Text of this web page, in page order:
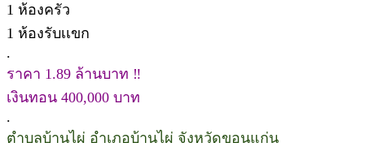
1 ห้องครัว
1 ห้องรับเเขก
.
ราคา 1.89 ล้านบาท ‼️
เงินทอน 400,000 บาท
.
ตำบลบ้านไผ่ อำเภอบ้านไผ่ จังหวัดขอนแก่น